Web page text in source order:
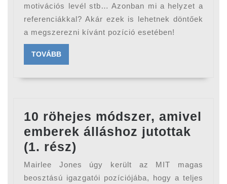
ügyesen!
motivációs levél stb… Azonban mi a helyzet a
referenciákkal? Akár ezek is lehetnek döntőek
a megszerezni kívánt pozíció esetében!
TOVÁBBTOVÁBB
10 röhejes módszer, amivel
emberek álláshoz jutottak
(1. rész)
röhejes
módszer,
Mairlee Jones úgy került az MIT magas
beosztású igazgatói pozíciójába, hogy a teljes